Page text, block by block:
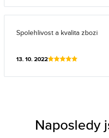
Spolehlivost a kvalita zbozi
13. 10. 2022
Naposledy